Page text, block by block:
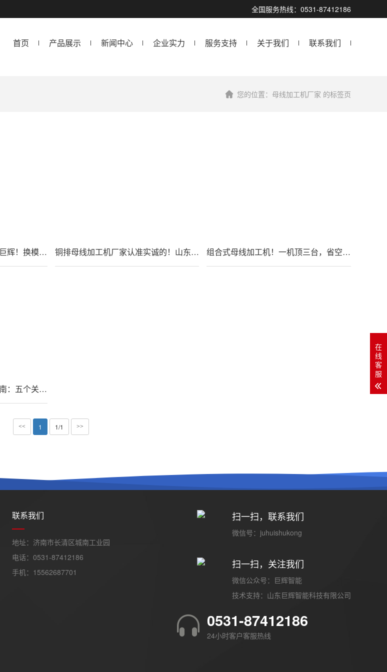
全国服务热线：0531-87412186
首页 产品展示 新闻中心 企业实力 服务支持 关于我们 联系我们
您的位置：母线加工机厂家 的标签页
转塔式母线加工机认准山东巨辉！换模30秒，精度稳到0.1mm 铜排母线加工机厂家认准实诚的！山东巨辉15年源头厂不玩虚的 组合式母线加工机！一机顶三台，省空间效率翻番
数控母线加工机厂家选择指南：五个关键点助您找到靠谱供应商
<< 1 1/1 >>
联系我们
地址：济南市长清区城南工业园
电话：0531-87412186
手机：15562687701
扫一扫，联系我们
微信号：juhuishukong
扫一扫，关注我们
微信公众号：巨辉智能
技术支持： 山东巨辉智能科技有限公司
0531-87412186
24小时客户客服热线
在
线
客
服